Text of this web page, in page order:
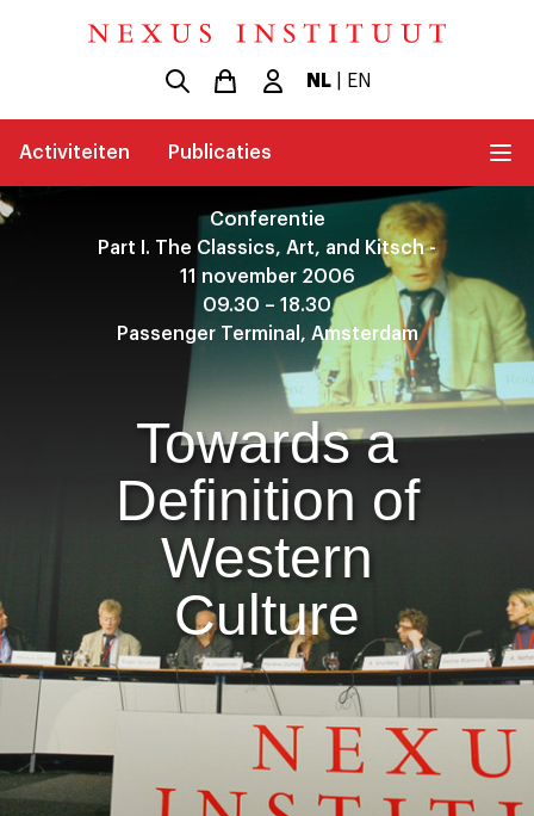
NL| EN
Activiteiten Publicaties
Conferentie
Part I. The Classics, Art, and Kitsch -
11 november 2006
09.30 – 18.30
Passenger Terminal, Amsterdam
Towards a
Definition of
Western
Culture